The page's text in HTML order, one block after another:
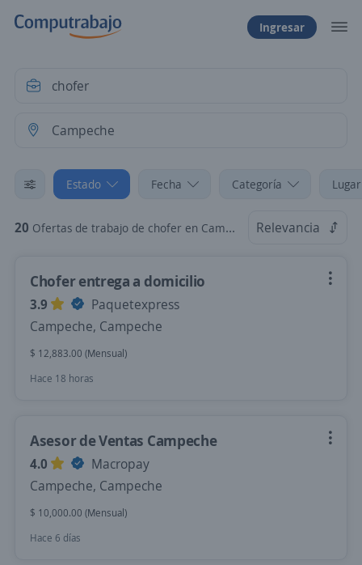
Ingresar
Estado Fecha Categoría
20 Ofertas de trabajo de chofer en Campeche Relevancia
Chofer entrega a domicilio
3.9
Paquetexpress
Campeche, Campeche
$ 12,883.00 (Mensual)
Hace 18 horas
Asesor de Ventas Campeche
4.0
Macropay
Campeche, Campeche
$ 10,000.00 (Mensual)
Hace 6 días